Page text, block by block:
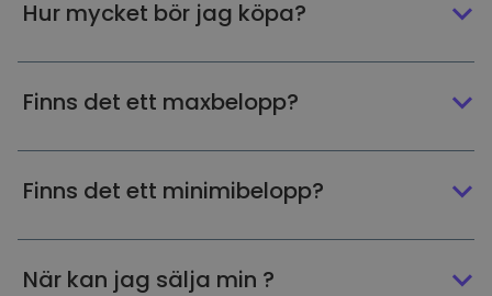
Hur mycket bör jag köpa?
Finns det ett maxbelopp?
Finns det ett minimibelopp?
När kan jag sälja min ?